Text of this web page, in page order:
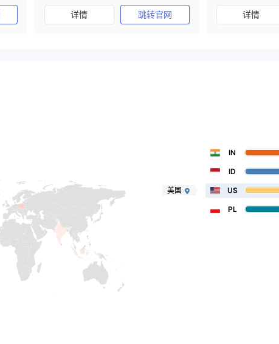
全牌照 (MM)
主标MT4
详情 跳转官网
澳大利亚
主标MT4
详情
IN
ID
美国 US
PL